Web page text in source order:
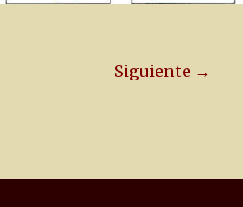
Siguiente →